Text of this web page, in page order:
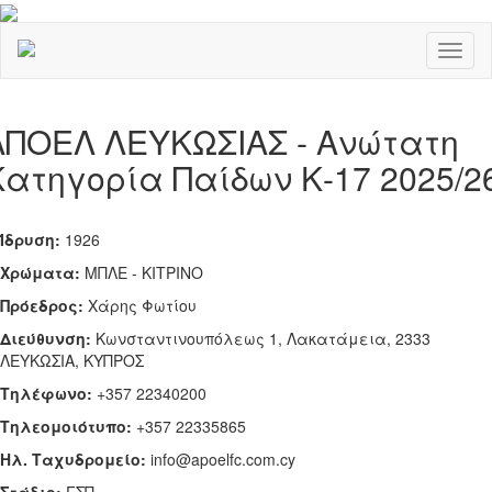
ΛΕΥΚΩΣΙΑΣ - Ανώτατη
Παίδων Κ-17 2025/
Ίδρυση: 1926
Χρώματα: ΜΠΛΕ - ΚΙΤΡΙΝΟ
Πρόεδρος: Χάρης Φωτίου
Διεύθυνση: Κωνσταντινουπόλεως 1, Λακατάμεια, 2333
ΛΕΥΚΩΣΙΑ, ΚΥΠΡΟΣ
Τηλέφωνο: +357 22340200
Tηλεομοιότυπο: +357 22335865
Ηλ. Ταχυδρομείο: info@apoelfc.com.cy